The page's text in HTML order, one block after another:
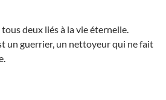
deux liés à la vie éternelle.
un guerrier, un nettoyeur qui ne fait